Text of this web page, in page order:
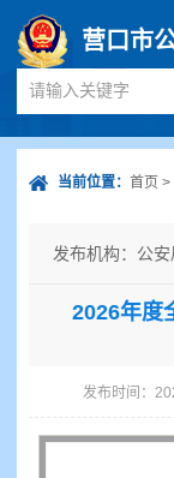
营口市
请输入关键字
当前位置： 首页 >
发布机构：公安
成文日期：
公开类型：主动
2026年度
发布时间：